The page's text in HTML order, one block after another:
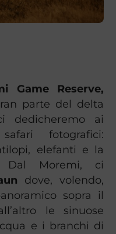
Game Reserve,
parte del delta
ai
fotografici:
elefanti e la
Moremi, ci
dove, volendo,
sopra il
le sinuose
e i branchi di